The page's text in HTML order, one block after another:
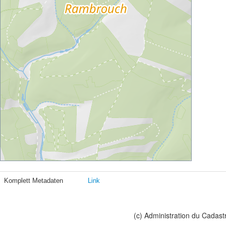
Komplett Metadaten Link
(c) Administration du